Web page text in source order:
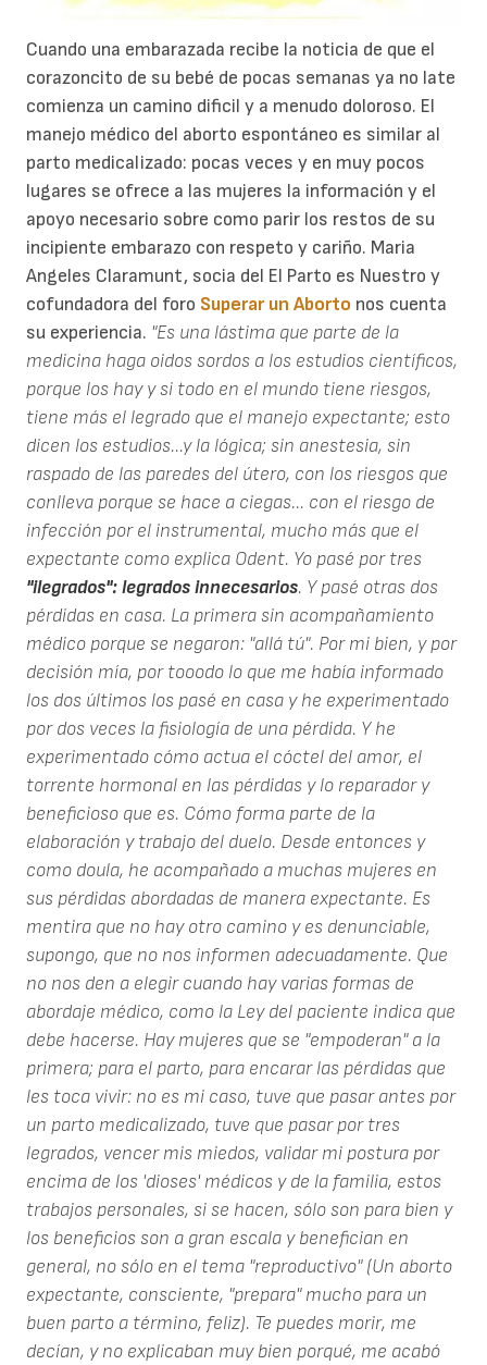
Cuando una embarazada recibe la noticia de que el
corazoncito de su bebé de pocas semanas ya no late
comienza un camino dificil y a menudo doloroso. El
manejo médico del aborto espontáneo es similar al
parto medicalizado: pocas veces y en muy pocos
lugares se ofrece a las mujeres la información y el
apoyo necesario sobre como parir los restos de su
incipiente embarazo con respeto y cariño. Maria
Angeles Claramunt, socia del El Parto es Nuestro y
cofundadora del foro Superar un Aborto nos cuenta
su experiencia. "Es una lástima que parte de la
medicina haga oidos sordos a los estudios científicos,
porque los hay y si todo en el mundo tiene riesgos,
tiene más el legrado que el manejo expectante; esto
dicen los estudios...y la lógica; sin anestesia, sin
raspado de las paredes del útero, con los riesgos que
conlleva porque se hace a ciegas... con el riesgo de
infección por el instrumental, mucho más que el
expectante como explica Odent. Yo pasé por tres
"ilegrados": legrados innecesarios. Y pasé otras dos
pérdidas en casa. La primera sin acompañamiento
médico porque se negaron: "allá tú". Por mi bien, y por
decisión mía, por tooodo lo que me había informado
los dos últimos los pasé en casa y he experimentado
por dos veces la fisiología de una pérdida. Y he
experimentado cómo actua el cóctel del amor, el
torrente hormonal en las pérdidas y lo reparador y
beneficioso que es. Cómo forma parte de la
elaboración y trabajo del duelo. Desde entonces y
como doula, he acompañado a muchas mujeres en
sus pérdidas abordadas de manera expectante. Es
mentira que no hay otro camino y es denunciable,
supongo, que no nos informen adecuadamente. Que
no nos den a elegir cuando hay varias formas de
abordaje médico, como la Ley del paciente indica que
debe hacerse. Hay mujeres que se "empoderan" a la
primera; para el parto, para encarar las pérdidas que
les toca vivir: no es mi caso, tuve que pasar antes por
un parto medicalizado, tuve que pasar por tres
legrados, vencer mis miedos, validar mi postura por
encima de los 'dioses' médicos y de la familia, estos
trabajos personales, si se hacen, sólo son para bien y
los beneficios son a gran escala y benefician en
general, no sólo en el tema "reproductivo" (Un aborto
expectante, consciente, "prepara" mucho para un
buen parto a término, feliz). Te puedes morir, me
decían, y no explicaban muy bien porqué, me acabó